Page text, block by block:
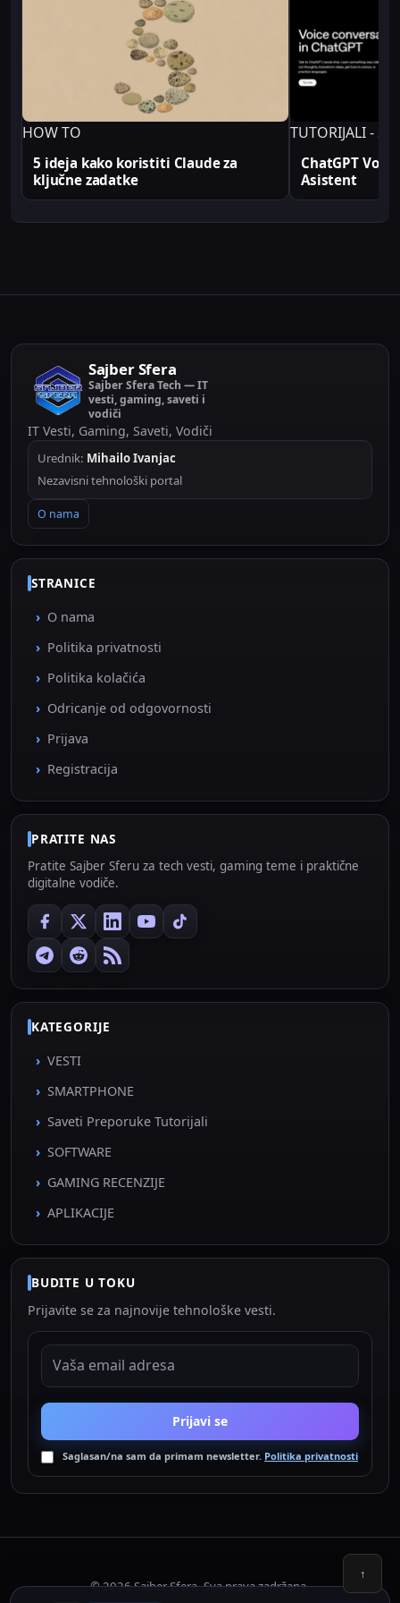
profesionalno. Sve tehničke analize i konfiguracije
na Sajber Sfera portalu zasnovane su na realnim
produkcionim implementacijama.
HOW TO
5 ideja kako koristiti Claude za
ključne zadatke
TUTORIJALI -
ChatGPT
Asistent
Sajber Sfera
Sajber Sfera Tech — IT
vesti, gaming, saveti i
vodiči
IT Vesti, Gaming, Saveti, Vodiči
Urednik: Mihailo Ivanjac
Nezavisni tehnološki portal
O nama
STRANICE
O nama
Politika privatnosti
Politika kolačića
Odricanje od odgovornosti
Prijava
Registracija
PRATITE NAS
Pratite Sajber Sferu za tech vesti, gaming teme i praktične
digitalne vodiče.
KATEGORIJE
VESTI
SMARTPHONE
Saveti Preporuke Tutorijali
SOFTWARE
GAMING RECENZIJE
APLIKACIJE
BUDITE U TOKU
Prijavite se za najnovije tehnološke vesti.
EMAIL ADRESA
Prijavi se
Saglasan/na sam da primam newsletter. Politika privatnosti
© 2026 Sajber Sfera. Sva prava zadržana.
↑